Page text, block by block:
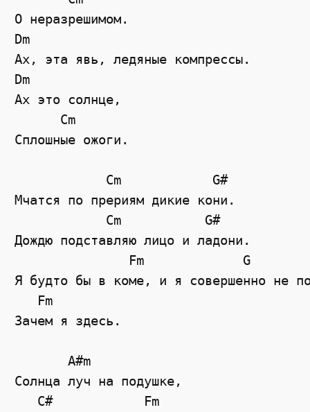
О неразрешимом.
Dm
Ах, эта явь, ледяные компрессы.
Dm
Ах это солнце,
      Cm
Сплошные ожоги.
            Cm            G#
Мчатся по прериям дикие кони.
            Cm           G#
Дождю подставляю лицо и ладони.
               Fm             G
Я будто бы в коме, и я совершенно не
   Fm
Зачем я здесь.
       A#m
Солнца луч на подушке,
   C#            Fm